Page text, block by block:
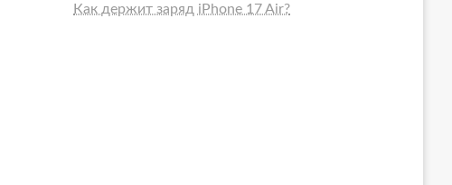
Как держит заряд iPhone 17 Air?